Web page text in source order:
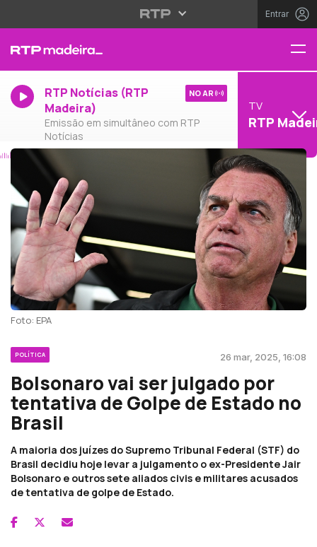
Entrar
RTP Notícias (RTP
Madeira)
Emissão em simultâneo com RTP
Notícias
NO AR
TV
RTP
Foto: EPA
POLÍTICA 26 mar, 2025, 16:08
Bolsonaro vai ser julgado por
tentativa de Golpe de Estado no
Brasil
A maioria dos juízes do Supremo Tribunal Federal (STF) do
Brasil decidiu hoje levar a julgamento o ex-Presidente Jair
Bolsonaro e outros sete aliados civis e militares acusados
de tentativa de golpe de Estado.